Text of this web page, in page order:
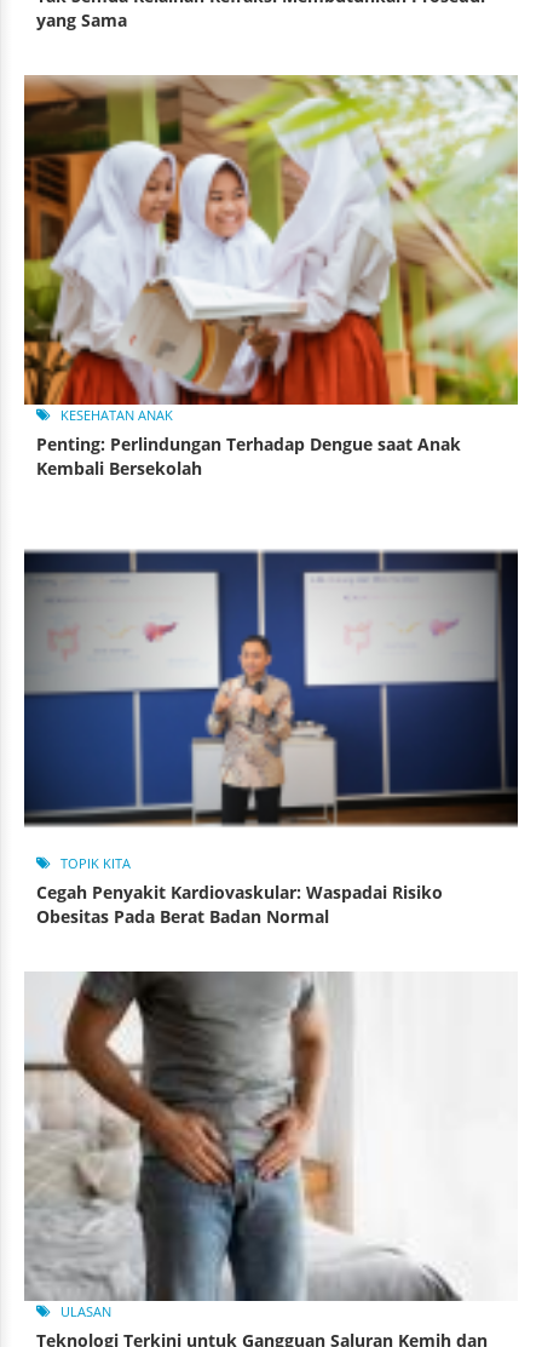
yang Sama
KESEHATAN ANAK
Penting: Perlindungan Terhadap Dengue saat Anak
Kembali Bersekolah
TOPIK KITA
Cegah Penyakit Kardiovaskular: Waspadai Risiko
Obesitas Pada Berat Badan Normal
ULASAN
Teknologi Terkini untuk Gangguan Saluran Kemih dan